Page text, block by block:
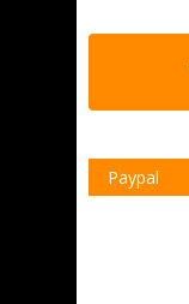
Paypal